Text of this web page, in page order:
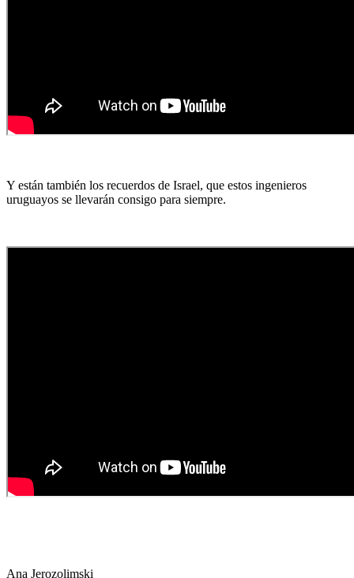
Y están también los recuerdos de Israel, que estos ingenieros
uruguayos se llevarán consigo para siempre.
Ana Jerozolimski